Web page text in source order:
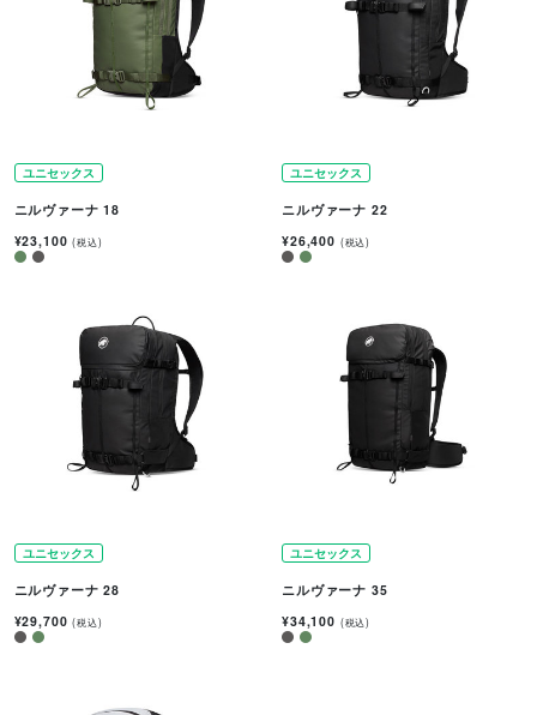
ユニセックス
ニルヴァーナ 18
¥23,100(税込)
ユニセックス
ニルヴァーナ 22
¥26,400 (税込)
ユニセックス
ニルヴァーナ 28
¥29,700(税込)
ユニセックス
ニルヴァーナ 35
¥34,100 (税込)